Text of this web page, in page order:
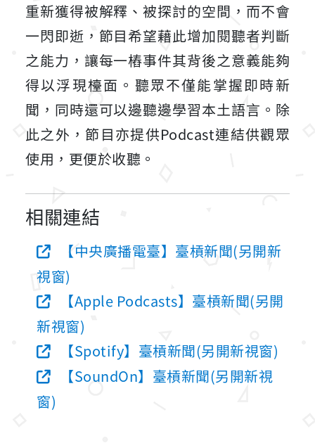
重新獲得被解釋、被探討的空間，而不會
一閃即逝，節目希望藉此增加閱聽者判斷
之能力，讓每一樁事件其背後之意義能夠
得以浮現檯面。聽眾不僅能掌握即時新
聞，同時還可以邊聽邊學習本土語言。除
此之外，節目亦提供Podcast連結供觀眾
使用，更便於收聽。
相關連結
【中央廣播電臺】臺槓新聞(另開新
視窗)
【Apple Podcasts】臺槓新聞(另開
新視窗)
【Spotify】臺槓新聞(另開新視窗)
【SoundOn】臺槓新聞(另開新視
窗)